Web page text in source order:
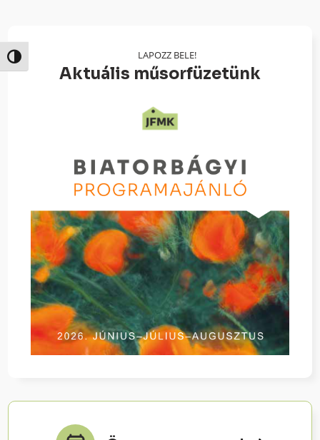
Nagy kontraszt váltása LAPOZZ BELE!
Aktuális műsorfüzetünk